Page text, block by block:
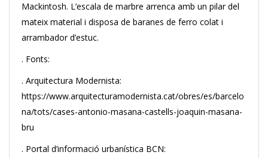
Mackintosh. L’escala de marbre arrenca amb un pilar del
mateix material i disposa de baranes de ferro colat i
arrambador d’estuc.
. Fonts:
. Arquitectura Modernista:
https://www.arquitecturamodernista.cat/obres/es/barcelo
na/tots/cases-antonio-masana-castells-joaquin-masana-
bru
. Portal d’informació urbanística BCN: